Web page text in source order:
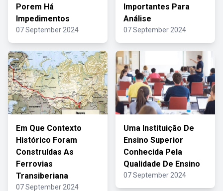
Porem Há
Impedimentos
07 September 2024
Importantes Para
Análise
07 September 2024
Em Que Contexto
Histórico Foram
Construídas As
Ferrovias
Transiberiana
07 September 2024
Uma Instituição De
Ensino Superior
Conhecida Pela
Qualidade De Ensino
07 September 2024